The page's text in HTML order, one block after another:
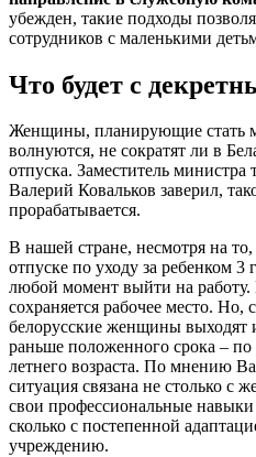
убежден, такие подходы
сотрудников с маленькими
Что будет с
Женщины, планирующие стать
волнуются, не сократят ли в
отпуска. Заместитель
Валерий Ковальков заверил,
прорабатывается.
В нашей стране, несмотря на
отпуске по уходу за ребенком
любой момент выйти на работу.
сохраняется рабочее место. Но,
белорусские женщины выходят
раньше положенного срока –
летнего возраста. По мнению
ситуация связана не столько с
свои профессиональные навыки
сколько с постепенной
учреждению.